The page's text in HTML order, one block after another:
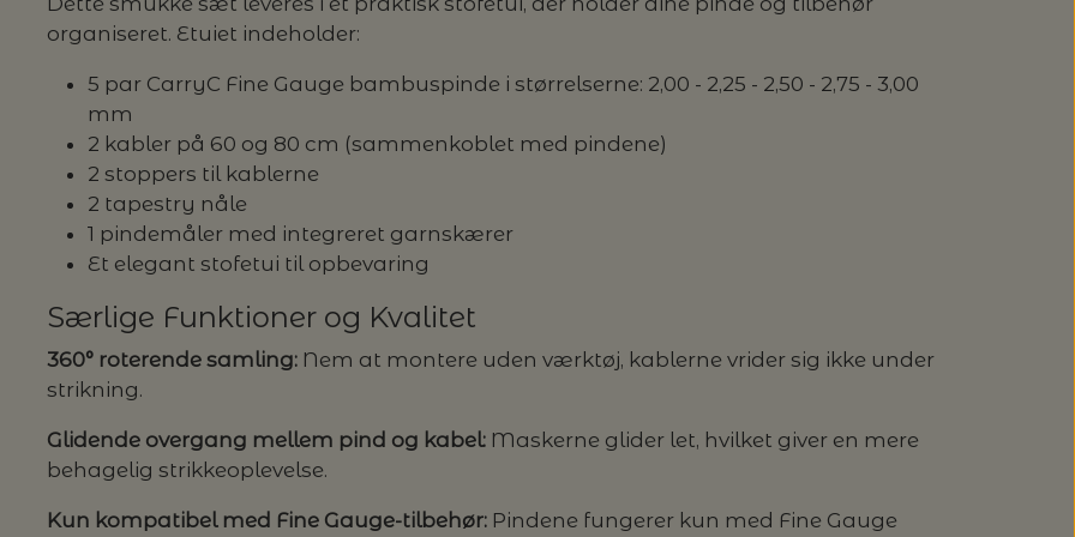
organiseret. Etuiet indeholder:
5 par CarryC Fine Gauge bambuspinde i størrelserne: 2,00 - 2,25 - 2,50 - 2,75 - 3,00
mm
2 kabler på 60 og 80 cm (sammenkoblet med pindene)
2 stoppers til kablerne
2 tapestry nåle
1 pindemåler med integreret garnskærer
Et elegant stofetui til opbevaring
Særlige Funktioner og Kvalitet
360° roterende samling: Nem at montere uden værktøj, kablerne vrider sig ikke under
strikning.
Glidende overgang mellem pind og kabel: Maskerne glider let, hvilket giver en mere
behagelig strikkeoplevelse.
Kun kompatibel med Fine Gauge-tilbehør: Pindene fungerer kun med Fine Gauge